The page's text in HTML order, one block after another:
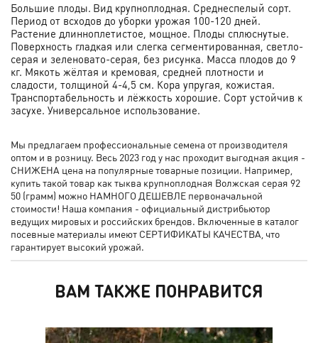
Большие плоды. Вид крупноплодная. Среднеспелый сорт.
Период от всходов до уборки урожая 100-120 дней.
Растение длинноплетистое, мощное. Плоды сплюснутые.
Поверхность гладкая или слегка сегментированная, светло-
серая и зеленовато-серая, без рисунка. Масса плодов до 9
кг. Мякоть жёлтая и кремовая, средней плотности и
сладости, толщиной 4-4,5 см. Кора упругая, кожистая.
Транспортабельность и лёжкость хорошие. Сорт устойчив к
засухе. Универсальное использование.
Мы предлагаем профессиональные семена от производителя
оптом и в розницу. Весь 2023 год у нас проходит выгодная акция -
СНИЖЕНА цена на популярные товарные позиции. Например,
купить такой товар как тыква крупноплодная Волжская серая 92
50 (грамм) можно НАМНОГО ДЕШЕВЛЕ первоначальной
стоимости! Наша компания - официальный дистрибьютор
ведущих мировых и российских брендов. Включенные в каталог
посевные материалы имеют СЕРТИФИКАТЫ КАЧЕСТВА, что
гарантирует высокий урожай.
ВАМ ТАКЖЕ ПОНРАВИТСЯ